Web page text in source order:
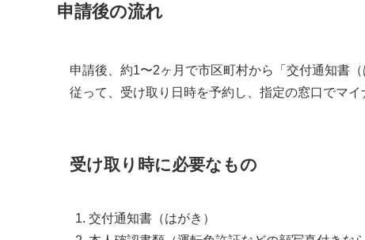
申請後の流れ
申請後、約1〜2ヶ月で市区町村から「交付通知書
従って、受け取り日時を予約し、指定の窓口でマイ
受け取り時に必要なもの
交付通知書（はがき）